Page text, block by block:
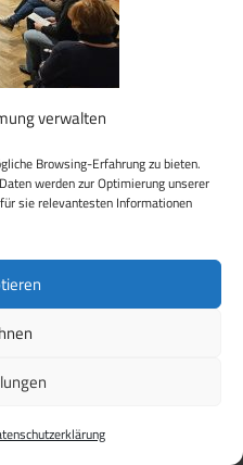
verwalten
Browsing-Erfahrung zu bieten.
werden zur Optimierung unserer
sie relevantesten Informationen
ein Projekt im
by